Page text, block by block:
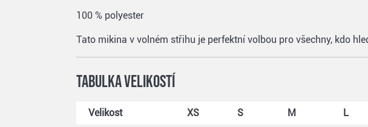
100 % polyester
Tato mikina v volném střihu je perfektní volbou pro všechny, kdo
Tabulka velikostí
Velikost XS S M L